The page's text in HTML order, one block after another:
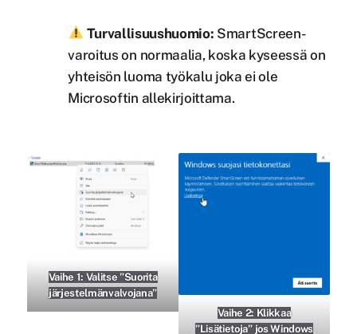
Turvallisuushuomio: SmartScreen-
varoitus on normaalia, koska kyseessä on
yhteisön luoma työkalu joka ei ole
Microsoftin allekirjoittama.
Vaihe 1: Valitse ”Suorita
järjestelmänvalvojana”
Vaihe 2: Klikkaa
”Lisätietoja” jos Windows